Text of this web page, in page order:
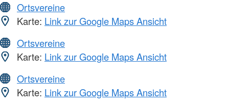
Ortsvereine
Karte: Link zur Google Maps Ansicht
Ortsvereine
Karte: Link zur Google Maps Ansicht
Ortsvereine
Karte: Link zur Google Maps Ansicht